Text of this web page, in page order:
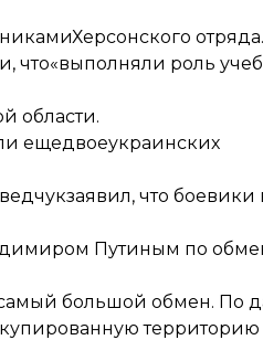
отряда.
что«выполняли роль
области.
ещедвоеукраинских
заявил, что
Путиным по
самый большой обмен. По
территорию